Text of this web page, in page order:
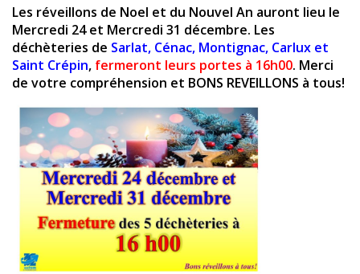
Les réveillons de Noel et du Nouvel An auront lieu le
Mercredi 24 et Mercredi 31 décembre. Les
déchèteries de Sarlat, Cénac, Montignac, Carlux et
Saint Crépin, fermeront leurs portes à 16h00. Merci
de votre compréhension et BONS REVEILLONS à tous!